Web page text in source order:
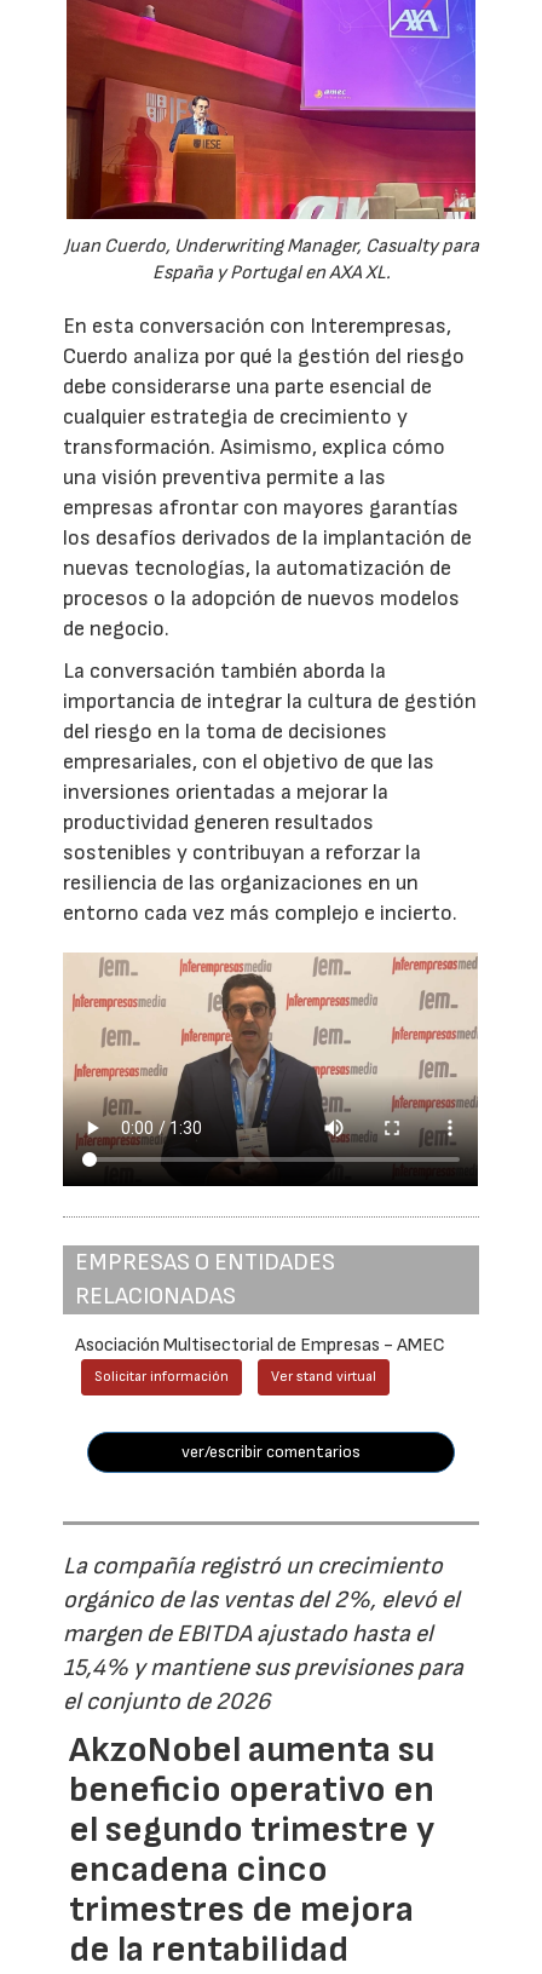
Juan Cuerdo, Underwriting Manager, Casualty para
España y Portugal en AXA XL.
En esta conversación con Interempresas,
Cuerdo analiza por qué la gestión del riesgo
debe considerarse una parte esencial de
cualquier estrategia de crecimiento y
transformación. Asimismo, explica cómo
una visión preventiva permite a las
empresas afrontar con mayores garantías
los desafíos derivados de la implantación de
nuevas tecnologías, la automatización de
procesos o la adopción de nuevos modelos
de negocio.
La conversación también aborda la
importancia de integrar la cultura de gestión
del riesgo en la toma de decisiones
empresariales, con el objetivo de que las
inversiones orientadas a mejorar la
productividad generen resultados
sostenibles y contribuyan a reforzar la
resiliencia de las organizaciones en un
entorno cada vez más complejo e incierto.
EMPRESAS O ENTIDADES
RELACIONADAS
Asociación Multisectorial de Empresas - AMEC
Solicitar información Ver stand virtual
ver/escribir comentarios
La compañía registró un crecimiento
orgánico de las ventas del 2%, elevó el
margen de EBITDA ajustado hasta el
15,4% y mantiene sus previsiones para
el conjunto de 2026
AkzoNobel aumenta su
beneficio operativo en
el segundo trimestre y
encadena cinco
trimestres de mejora
de la rentabilidad